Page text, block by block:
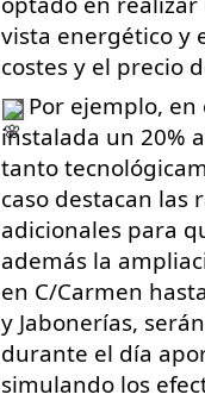
vista energético y
costes y el precio
Por ejemplo, en
instalada un 20%
tanto
caso destacan las
adicionales para
además la
en C/Carmen
y Jabonerías,
durante el día
simulando los